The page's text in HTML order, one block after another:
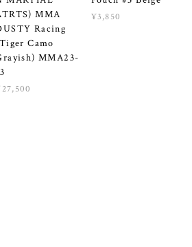
MMA
Racing
Camo
MMA23-
¥3,850